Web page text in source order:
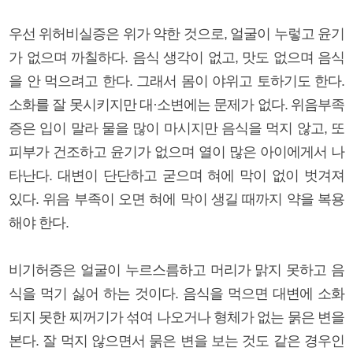
우선 위허비실증은 위가 약한 것으로, 얼굴이 누렇고 윤기
가 없으며 까칠하다. 음식 생각이 없고, 맛도 없으며 음식
을 안 먹으려고 한다. 그래서 몸이 야위고 토하기도 한다.
소화를 잘 못시키지만 대·소변에는 문제가 없다. 위음부족
증은 입이 말라 물을 많이 마시지만 음식을 먹지 않고, 또
피부가 건조하고 윤기가 없으며 열이 많은 아이에게서 나
타난다. 대변이 단단하고 굳으며 혀에 막이 없이 벗겨져
있다. 위음 부족이 오면 혀에 막이 생길 때까지 약을 복용
해야 한다.
비기허증은 얼굴이 누르스름하고 머리가 맑지 못하고 음
식을 먹기 싫어 하는 것이다. 음식을 먹으면 대변에 소화
되지 못한 찌꺼기가 섞여 나오거나 형체가 없는 묽은 변을
본다. 잘 먹지 않으면서 묽은 변을 보는 것도 같은 경우인